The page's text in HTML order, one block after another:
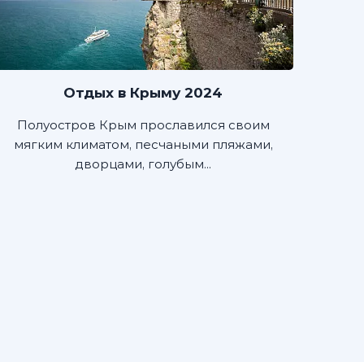
Отдых в Крыму 2024
Полуостров Крым прославился своим
мягким климатом, песчаными пляжами,
дворцами, голубым...